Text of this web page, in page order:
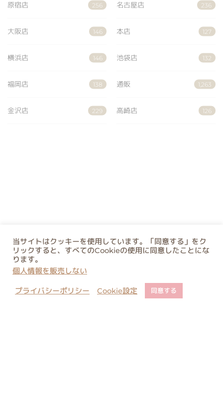
原宿店 256 名古屋店 236
大阪店 146 本店 127
横浜店 146 池袋店 132
福岡店 138 通販 1,263
金沢店 229 高崎店 126
当サイトはクッキーを使用しています。「同意する」をク
リックすると、すべてのCookieの使用に同意したことにな
ります。
個人情報を販売しない
プライバシーポリシー Cookie設定 同意する